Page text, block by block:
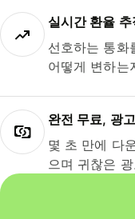
실시간 환율 추
선호하는 통화
어떻게 변하는
완전 무료, 광
몇 초 만에 다
으며 귀찮은